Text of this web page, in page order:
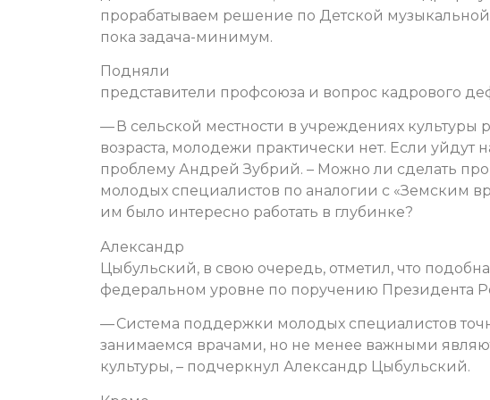
прорабатываем решение по Детской
пока задача-минимум.
Подняли
представители профсоюза и вопрос кадрового
— В сельской местности в учреждениях культуры
возраста, молодежи практически нет. Если уйдут
проблему Андрей Зубрий. – Можно ли сделать
молодых специалистов по аналогии с «Земским
им было интересно работать в глубинке?
Александр
Цыбульский, в свою очередь, отметил, что
федеральном уровне по поручению Президента
— Система поддержки молодых специалистов
занимаемся врачами, но не менее важными
культуры, – подчеркнул Александр Цыбульский.